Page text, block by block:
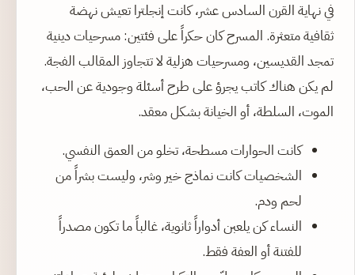
في نهاية القرن السادس عشر، كانت إنجلترا تعيش نهضة
ثقافية متعثرة. المسرح كان حكراً على فئتين: مسرحيات دينية
تمجد القديسين، ومسرحيات هزلية لا تتجاوز المقالب الفجة.
لم يكن هناك كاتب يجرؤ على طرح أسئلة وجودية عن الحب،
الموت، السلطة، أو الخيانة بشكل معقد.
كانت الحوارات مسطحة، تخلو من العمق النفسي.
الشخصيات كانت نماذج خير وشر، وليست بشراً من
لحم ودم.
النساء كن يلعبن أدواراً ثانوية، غالباً ما تكون مصدراً
للفتنة أو العفة فقط.